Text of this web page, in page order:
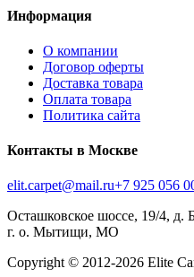
Информация
О компании
Договор оферты
Доставка товара
Оплата товара
Политика сайта
Контакты в Москве
elit.carpet@mail.ru+7 925 056
Осташковское шоссе, 19/4, д.
г. о. Мытищи, МО
Copyright © 2012-2026 Elite